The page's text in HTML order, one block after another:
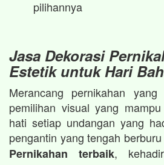
pilihannya
Jasa Dekorasi
Estetik untuk Hari
Merancang pernikahan
pemilihan visual yang
hati setiap undangan yang
pengantin yang tengah berburu
Pernikahan terbaik,